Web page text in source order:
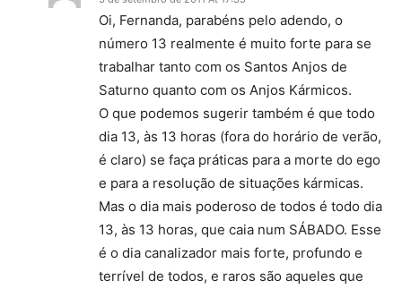
Oi, Fernanda, parabéns pelo adendo, o
número 13 realmente é muito forte para se
trabalhar tanto com os Santos Anjos de
Saturno quanto com os Anjos Kármicos.
O que podemos sugerir também é que todo
dia 13, às 13 horas (fora do horário de verão,
é claro) se faça práticas para a morte do ego
e para a resolução de situações kármicas.
Mas o dia mais poderoso de todos é todo dia
13, às 13 horas, que caia num SÁBADO. Esse
é o dia canalizador mais forte, profundo e
terrível de todos, e raros são aqueles que